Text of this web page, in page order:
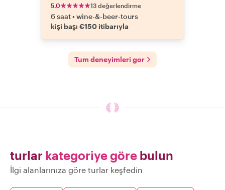
5.0 13 değerlendirme
6 saat•wine-&-beer-tours
kişi başı €150 itibarıyla
Tum deneyimleri gor
turlar kategoriye göre bulun
İlgi alanlarınıza göre turlar keşfedin